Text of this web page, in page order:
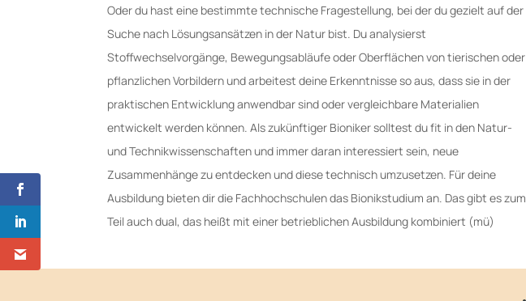
Oder du hast eine bestimmte technische Fragestellung, bei der du gezielt auf der
Suche nach Lösungsansätzen in der Natur bist. Du analysierst
Stoffwechselvorgänge, Bewegungsabläufe oder Oberflächen von tierischen oder
pflanzlichen Vorbildern und arbeitest deine Erkenntnisse so aus, dass sie in der
praktischen Entwicklung anwendbar sind oder vergleichbare Materialien
entwickelt werden können. Als zukünftiger Bioniker solltest du fit in den Natur-
und Technikwissenschaften und immer daran interessiert sein, neue
Zusammenhänge zu entdecken und diese technisch umzusetzen. Für deine
Ausbildung bieten dir die Fachhochschulen das Bionikstudium an. Das gibt es zum
Teil auch dual, das heißt mit einer betrieblichen Ausbildung kombiniert (mü)